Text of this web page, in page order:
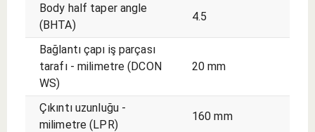
Body half taper angle
(BHTA)
4.5
Bağlantı çapı iş parçası
tarafı - milimetre (DCON
WS)
20 mm
Çıkıntı uzunluğu -
milimetre (LPR)
160 mm